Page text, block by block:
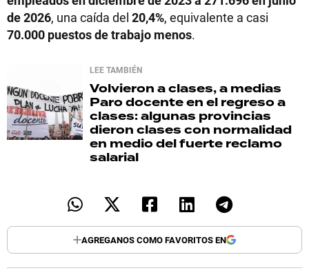
de 2026, una caída del 20,4%, equivalente a casi
70.000 puestos de trabajo menos.
LEE TAMBIÉN
Volvieron a clases, a medias
Paro docente en el regreso a
clases: algunas provincias
dieron clases con normalidad
en medio del fuerte reclamo
salarial
AGREGANOS COMO FAVORITOS EN